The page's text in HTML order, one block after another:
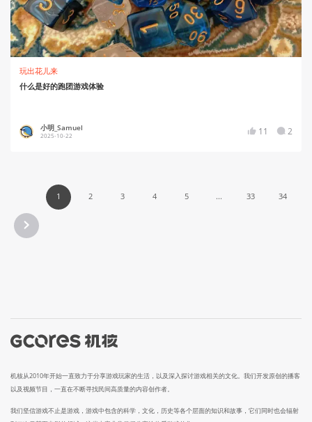
玩出花儿来
什么是好的跑团游戏体验
小明_Samuel
2025-10-22 11 2
1 2 3 4 5 ... 33 34
机核从2010年开始一直致力于分享游戏玩家的生活，以及深入探讨游戏相关的文化。我们开发原创的播客
以及视频节目，一直在不断寻找民间高质量的内容创作者。
我们坚信游戏不止是游戏，游戏中包含的科学，文化，历史等各个层面的知识和故事，它们同时也会辐射